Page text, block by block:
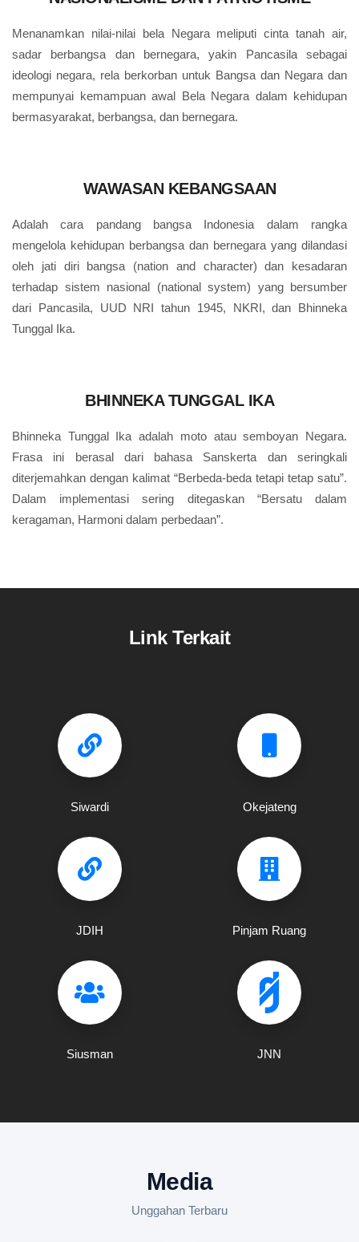
Menanamkan nilai-nilai bela Negara meliputi cinta tanah air,
sadar berbangsa dan bernegara, yakin Pancasila sebagai
ideologi negara, rela berkorban untuk Bangsa dan Negara dan
mempunyai kemampuan awal Bela Negara dalam kehidupan
bermasyarakat, berbangsa, dan bernegara.
WAWASAN KEBANGSAAN
Adalah cara pandang bangsa Indonesia dalam rangka
mengelola kehidupan berbangsa dan bernegara yang dilandasi
oleh jati diri bangsa (nation and character) dan kesadaran
terhadap sistem nasional (national system) yang bersumber
dari Pancasila, UUD NRI tahun 1945, NKRI, dan Bhinneka
Tunggal Ika.
BHINNEKA TUNGGAL IKA
Bhinneka Tunggal Ika adalah moto atau semboyan Negara.
Frasa ini berasal dari bahasa Sanskerta dan seringkali
diterjemahkan dengan kalimat “Berbeda-beda tetapi tetap satu”.
Dalam implementasi sering ditegaskan “Bersatu dalam
keragaman, Harmoni dalam perbedaan”.
Link Terkait
Siwardi Okejateng
JDIH Pinjam Ruang
Siusman JNN
Media
Unggahan Terbaru